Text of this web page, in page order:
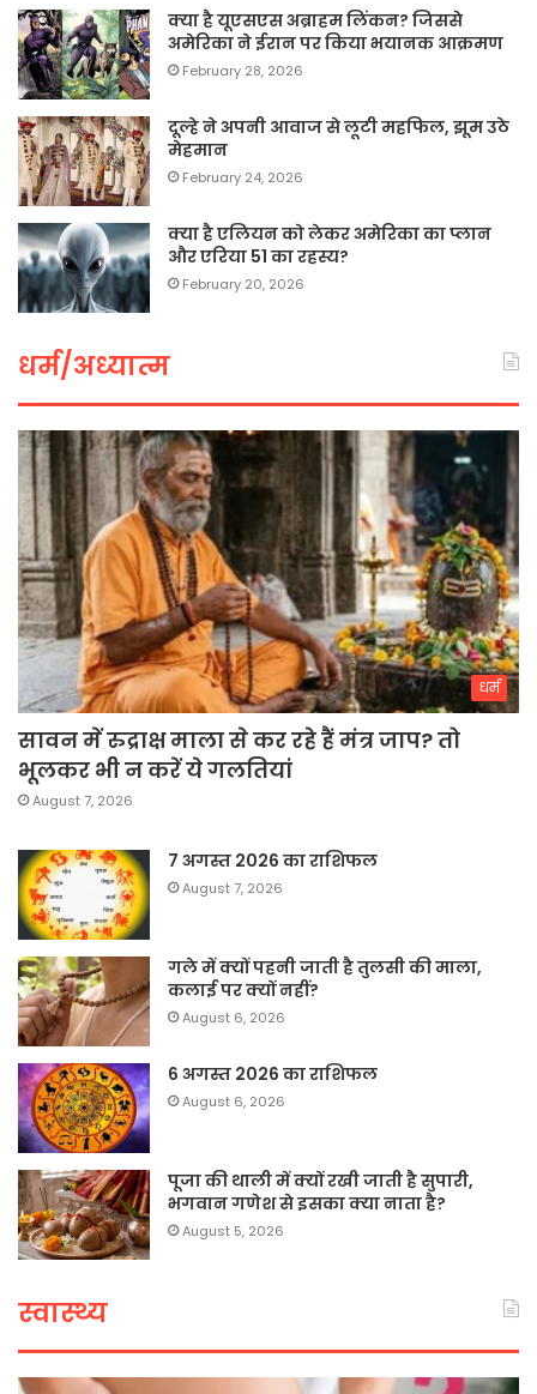
क्या है यूएसएस अब्राहम लिंकन? जिससे
अमेरिका ने ईरान पर किया भयानक आक्रमण
February 28, 2026
दूल्हे ने अपनी आवाज से लूटी महफिल, झूम उठे
मेहमान
February 24, 2026
क्या है एलियन को लेकर अमेरिका का प्लान
और एरिया 51 का रहस्य?
February 20, 2026
धर्म/अध्यात्म
धर्म
सावन में रुद्राक्ष माला से कर रहे हैं मंत्र जाप? तो
भूलकर भी न करें ये गलतियां
August 7, 2026
7 अगस्त 2026 का राशिफल
August 7, 2026
गले में क्यों पहनी जाती है तुलसी की माला,
कलाई पर क्यों नहीं?
August 6, 2026
6 अगस्त 2026 का राशिफल
August 6, 2026
पूजा की थाली में क्यों रखी जाती है सुपारी,
भगवान गणेश से इसका क्या नाता है?
August 5, 2026
स्वास्थ्य